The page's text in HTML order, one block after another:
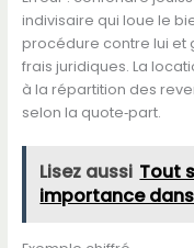
indivisaire qui loue le
procédure contre lui et
frais juridiques. La
à la répartition des
selon la quote‑part.
Lisez aussi Tout
importance